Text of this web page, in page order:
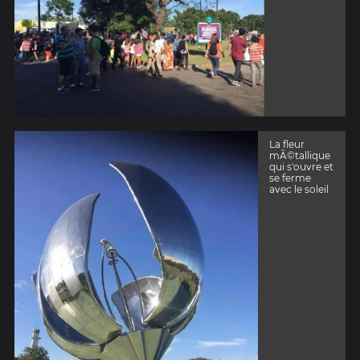
La fleur
mÃ©tallique
qui s'ouvre et
se ferme
avec le soleil